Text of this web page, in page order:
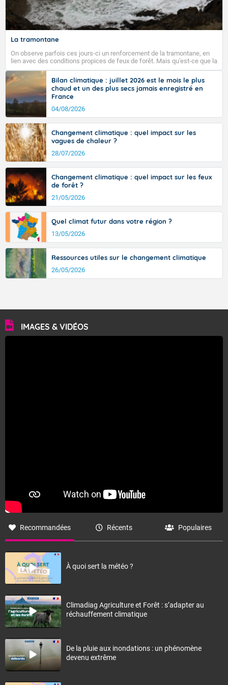
La tramontane
On observe parfois ces jours-ci un renforcement de la tramontane, en
lien avec des conditions propices de feux de forêt. Mais qu'est-ce que la
tramontane ? Quelles sont ses caractéristiques ? La tramontane est un
vent turbulent soufflant de secteur nord-ouest à nord, ou ouest à nord-
ouest, dans un secteur qui part du Roussillon à la vallée de l’Aude et à
l’ouest de l’Hérault. L’étymologie de ce vent vient du latin trasmontanus,
signifiant au-delà des monts, en allusion aux régions montagneuses
d’où provient ce vent.
Bilan climatique : juillet 2026 est le mois le plus
chaud et un des plus secs jamais enregistré en
France
04/08/2026
Changement climatique : quel impact sur les
vagues de chaleur ?
28/07/2026
Changement climatique : quel impact sur les feux
de forêt ?
21/05/2026
Quel climat futur dans votre région ?
13/05/2026
Ressources utiles sur le changement climatique
26/05/2026
IMAGES & VIDÉOS
Recommandées Récents Populaires
À quoi sert la météo ?
Climadiag Agriculture et Forêt : s’adapter au
réchauffement climatique
De la pluie aux inondations : un phénomène
devenu extrême